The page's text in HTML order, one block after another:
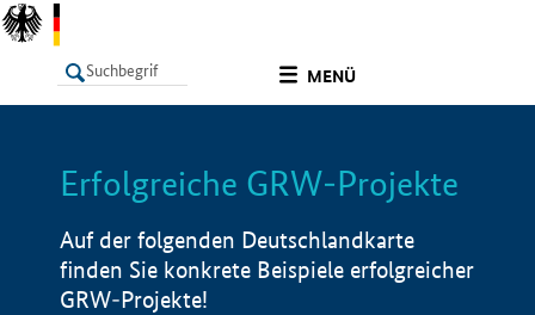
MENÜ
LISTE Info
Erfolgreiche GRW-Projekte
Auf der folgenden Deutschlandkarte
finden Sie konkrete Beispiele erfolgreicher
GRW-Projekte!